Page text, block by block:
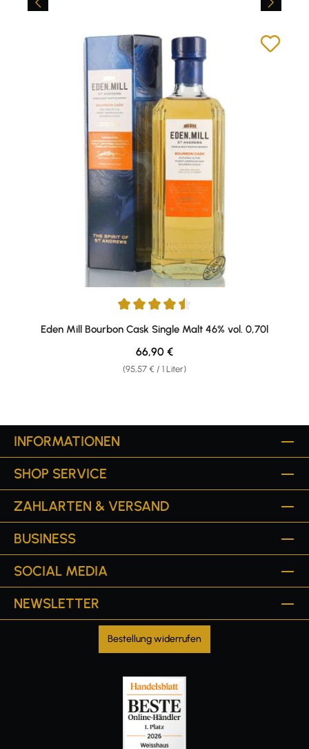
Durchschnittliche Bewertung von 4.5 von 5 Sternen
Eden Mill Bourbon Cask Single Malt 46% vol. 0,70l
(95,57 € / 1 Liter)
Regulärer Preis:
66,90 €
INFORMATIONEN
SHOP SERVICE
ZAHLARTEN & VERSAND
BUSINESS
SOCIAL MEDIA
NEWSLETTER
Bestellung widerrufen